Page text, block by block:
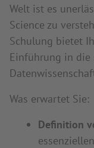
Welt ist es
Science zu
Schulung bietet
Einführung in die
Was erwartet Sie:
Definition